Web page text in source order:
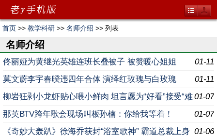
首页 >> 教学科研 >> 名师介绍 >> 列表
名师介绍
01-11
佟丽娅为黄继光英雄连班长叠被子 被赞暖心姐姐
01-11
莫文蔚李宇春暌违四年合体 演绎红玫瑰与白玫瑰
01-07
柳岩狂剥小龙虾贴心喂小鲜肉 坦言愿为“好看”接受“难
穿”
01-07
那英BTV跨年歌会现场叫板孙楠：你给我等着！
01-06
《奇妙大轰趴》徐海乔获封“浴室歌神” 霸道总裁上身